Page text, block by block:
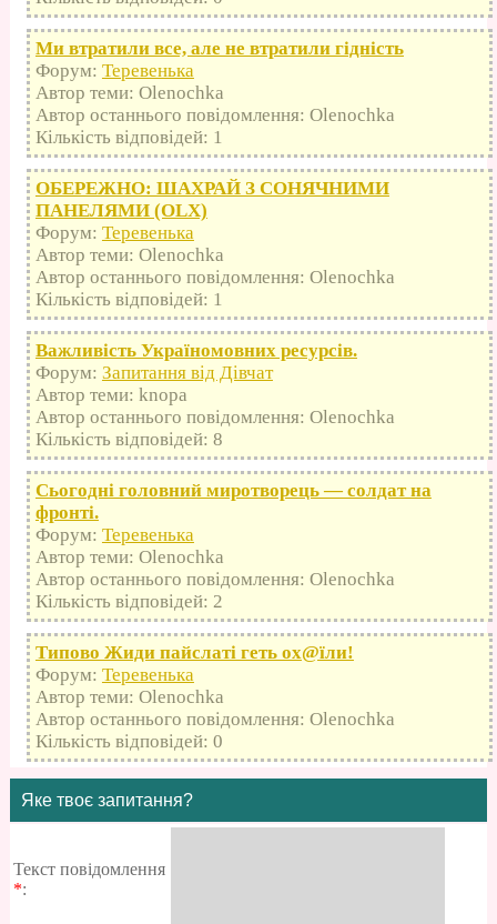
Ми втратили все, але не втратили гідність
Форум: Теревенька
Автор теми: Olenochka
Автор останнього повідомлення: Olenochka
Кількість відповідей: 1
ОБЕРЕЖНО: ШАХРАЙ З СОНЯЧНИМИ
ПАНЕЛЯМИ (OLX)
Форум: Теревенька
Автор теми: Olenochka
Автор останнього повідомлення: Olenochka
Кількість відповідей: 1
Важливість Україномовних ресурсів.
Форум: Запитання від Дівчат
Автор теми: knopa
Автор останнього повідомлення: Olenochka
Кількість відповідей: 8
Сьогодні головний миротворець — солдат на
фронті.
Форум: Теревенька
Автор теми: Olenochka
Автор останнього повідомлення: Olenochka
Кількість відповідей: 2
Типово Жиди пайслаті геть оx@їли!
Форум: Теревенька
Автор теми: Olenochka
Автор останнього повідомлення: Olenochka
Кількість відповідей: 0
Яке твоє запитання?
Текст повідомлення
*: